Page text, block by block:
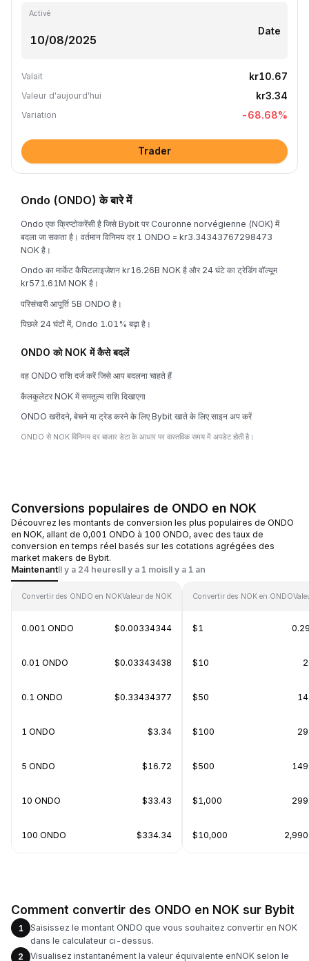
Activé
Date
Valait kr10.67
Valeur d'aujourd'hui kr3.34
Variation -68.68%
Trader
Ondo (ONDO) के बारे में
Ondo एक क्रिप्टोकरेंसी है जिसे Bybit पर Couronne norvégienne (NOK) में
बदला जा सकता है। वर्तमान विनिमय दर 1 ONDO = kr3.34343767298473
NOK है।
Ondo का मार्केट कैपिटलाइजेशन kr16.26B NOK है और 24 घंटे का ट्रेडिंग वॉल्यूम
kr571.61M NOK है।
परिसंचारी आपूर्ति 5B ONDO है।
पिछले 24 घंटों में, Ondo 1.01% बढ़ा है।
ONDO को NOK में कैसे बदलें
वह ONDO राशि दर्ज करें जिसे आप बदलना चाहते हैं
कैलकुलेटर NOK में समतुल्य राशि दिखाएगा
ONDO खरीदने, बेचने या ट्रेड करने के लिए Bybit खाते के लिए साइन अप करें
ONDO से NOK विनिमय दर बाजार डेटा के आधार पर वास्तविक समय में अपडेट होती है।
Conversions populaires de ONDO en NOK
Découvrez les montants de conversion les plus populaires de ONDO
en NOK, allant de 0,001 ONDO à 100 ONDO, avec des taux de
conversion en temps réel basés sur les cotations agrégées des
market makers de Bybit.
MaintenantIl y a 24 heuresIl y a 1 moisIl y a 1 an
Convertir des ONDO en NOKValeur de NOK
0.001 ONDO $0.00334344
0.01 ONDO $0.03343438
0.1 ONDO $0.33434377
1 ONDO $3.34
5 ONDO $16.72
10 ONDO $33.43
100 ONDO $334.34
Convertir des NOK en ONDO
$1
$10
$50
$100
$500
$1,000
$10,000
Comment convertir des ONDO en NOK sur Bybit
1
Saisissez le montant ONDO que vous souhaitez convertir en NOK
dans le calculateur ci-dessus.
2
Visualisez instantanément la valeur équivalente enNOK selon le